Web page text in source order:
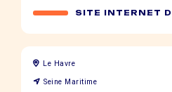
SITE INTERNET
Le Havre
Seine Maritime